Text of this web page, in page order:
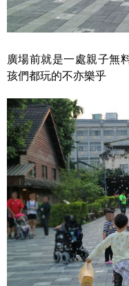
廣場前就是一處親子無
孩們都玩的不亦樂乎